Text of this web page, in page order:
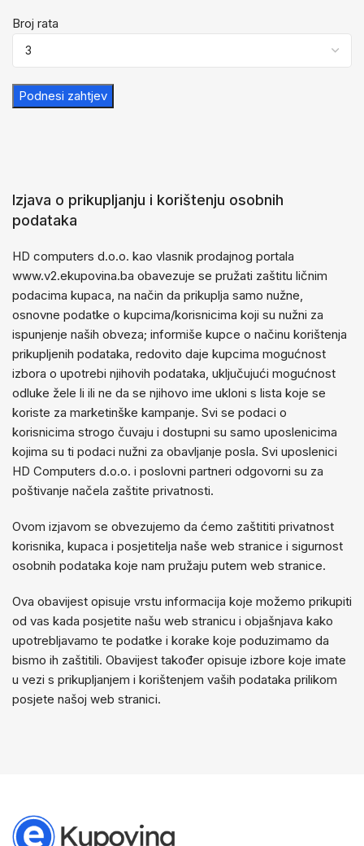
Broj rata
Izjava o prikupljanju i korištenju osobnih
podataka
HD computers d.o.o. kao vlasnik prodajnog portala
www.v2.ekupovina.ba obavezuje se pružati zaštitu ličnim
podacima kupaca, na način da prikuplja samo nužne,
osnovne podatke o kupcima/korisnicima koji su nužni za
ispunjenje naših obveza; informiše kupce o načinu korištenja
prikupljenih podataka, redovito daje kupcima mogućnost
izbora o upotrebi njihovih podataka, uključujući mogućnost
odluke žele li ili ne da se njihovo ime ukloni s lista koje se
koriste za marketinške kampanje. Svi se podaci o
korisnicima strogo čuvaju i dostupni su samo uposlenicima
kojima su ti podaci nužni za obavljanje posla. Svi uposlenici
HD Computers d.o.o. i poslovni partneri odgovorni su za
poštivanje načela zaštite privatnosti.
Ovom izjavom se obvezujemo da ćemo zaštititi privatnost
korisnika, kupaca i posjetitelja naše web stranice i sigurnost
osobnih podataka koje nam pružaju putem web stranice.
Ova obavijest opisuje vrstu informacija koje možemo prikupiti
od vas kada posjetite našu web stranicu i objašnjava kako
upotrebljavamo te podatke i korake koje poduzimamo da
bismo ih zaštitili. Obavijest također opisuje izbore koje imate
u vezi s prikupljanjem i korištenjem vaših podataka prilikom
posjete našoj web stranici.